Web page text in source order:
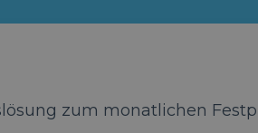
zum monatlichen